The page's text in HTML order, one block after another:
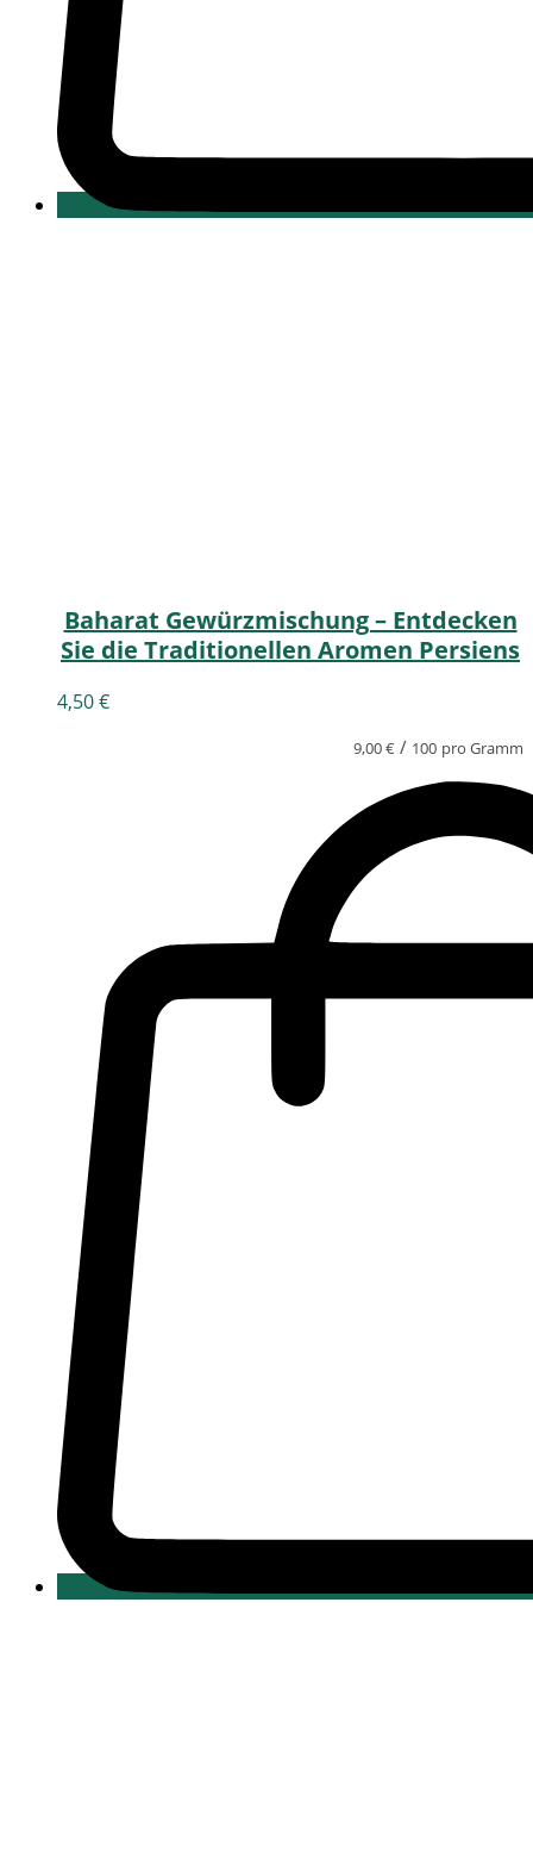
Baharat Gewürzmischung – Entdecken
Sie die Traditionellen Aromen Persiens
4,50€
9,00€ / 100 pro Gramm